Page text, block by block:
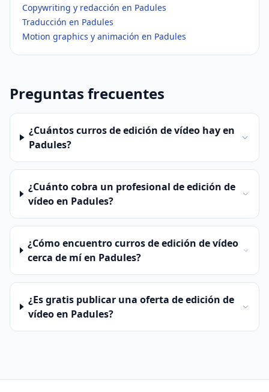
Copywriting y redacción en Padules
Traducción en Padules
Motion graphics y animación en Padules
Preguntas frecuentes
¿Cuántos curros de edición de vídeo hay en
Padules?
¿Cuánto cobra un profesional de edición de
vídeo en Padules?
¿Cómo encuentro curros de edición de vídeo
cerca de mí en Padules?
¿Es gratis publicar una oferta de edición de
vídeo en Padules?